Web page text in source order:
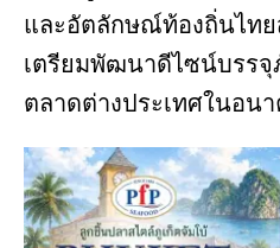
และอัตลักษณ์ท้องถิ่นไท
เตรียมพัฒนาดีไซน์บรร
ตลาดต่างประเทศในอน